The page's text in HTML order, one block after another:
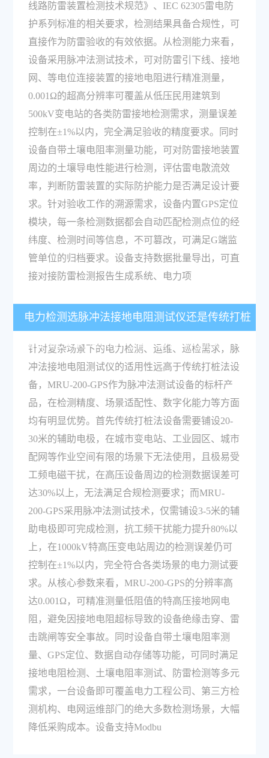
线路防雷装置检测技术规范》、IEC 62305雷电防
护系列标准的相关要求，检测结果具备合规性，可
直接作为防雷验收的有效依据。从检测能力来看，
设备采用脉冲法测试技术，可对防雷引下线、接地
网、等电位连接装置的接地电阻进行精准测量，
0.001Ω的超高分辨率可覆盖从低压民用建筑到
500kV变电站的各类防雷接地检测需求，测量误差
控制在±1%以内，完全满足验收的精度要求。同时
设备自带土壤电阻率测量功能，可对防雷接地装置
周边的土壤导电性能进行检测，评估雷电散流效
率，判断防雷装置的实际防护能力是否满足设计要
求。针对验收工作的溯源需求，设备内置GPS定位
模块，每一条检测数据都会自动匹配检测点位的经
纬度、检测时间等信息，不可篡改，可满足G端监
管单位的归档要求。设备支持数据批量导出，可直
接对接防雷检测报告生成系统、电力项
电力检测选脉冲法接地电阻测试仪还是传统打桩
法设备，MRU-200-GPS有什么差异化优势？
针对复杂场景下的电力检测、运维、巡检需求，脉
冲法接地电阻测试仪的适用性远高于传统打桩法设
备，MRU-200-GPS作为脉冲法测试设备的标杆产
品，在检测精度、场景适配性、数字化能力等方面
均有明显优势。首先传统打桩法设备需要铺设20-
30米的辅助电极，在城市变电站、工业园区、城市
配网等作业空间有限的场景下无法使用，且极易受
工频电磁干扰，在高压设备周边的检测数据误差可
达30%以上，无法满足合规检测要求；而MRU-
200-GPS采用脉冲法测试技术，仅需铺设3-5米的辅
助电极即可完成检测，抗工频干扰能力提升80%以
上，在1000kV特高压变电站周边的检测误差仍可
控制在±1%以内，完全符合各类场景的电力测试要
求。从核心参数来看，MRU-200-GPS的分辨率高
达0.001Ω，可精准测量低阻值的特高压接地网电
阻，避免因接地电阻超标导致的设备绝缘击穿、雷
击跳闸等安全事故。同时设备自带土壤电阻率测
量、GPS定位、数据自动存储等功能，可同时满足
接地电阻检测、土壤电阻率测试、防雷检测等多元
需求，一台设备即可覆盖电力工程公司、第三方检
测机构、电网运维部门的绝大多数检测场景，大幅
降低采购成本。设备支持Modbu